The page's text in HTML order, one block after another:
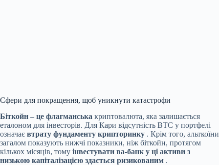
Сфери для покращення, щоб уникнути катастрофи
Біткойн – це флагманська криптовалюта, яка залишається
еталоном для інвесторів. Для Кари відсутність BTC у портфелі
означає втрату фундаменту крипторинку . Крім того, альткоїни
загалом показують нижчі показники, ніж біткойн, протягом
кількох місяців, тому інвестувати ва-банк у ці активи з
низькою капіталізацією здається ризикованим .